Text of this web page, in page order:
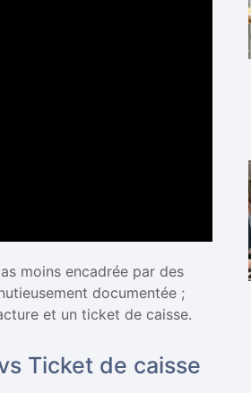
moins encadrée par des
documentée ;
et un ticket de caisse.
Ticket de caisse